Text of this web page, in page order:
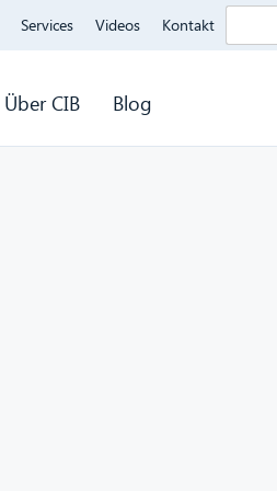
Services Videos Kontakt
Über CIB Blog